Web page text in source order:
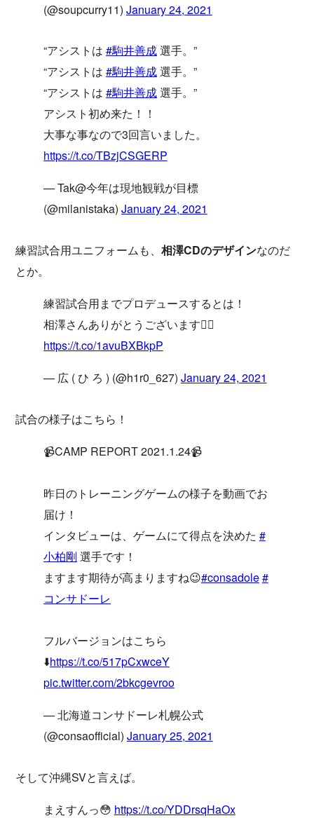
(@soupcurry11) January 24, 2021
“アシストは#駒井善成選手。”
“アシストは#駒井善成選手。”
“アシストは#駒井善成選手。”
アシスト初め来た！！
大事な事なので3回言いました。
https://t.co/TBzjCSGERP
— Tak@今年は現地観戦が目標
(@milanistaka) January 24, 2021
練習試合用ユニフォームも、 相澤CDのデザインなのだ
とか。
練習試合用までプロデュースするとは！
相澤さんありがとうございます🙇‍♂️
https://t.co/1avuBXBkpP
— 広 ( ひ ろ ) (@h1r0_627) January 24, 2021
試合の様子はこちら！
📹CAMP REPORT 2021.1.24📹
昨日のトレーニングゲームの様子を動画でお
届け！
インタビューは、ゲームにて得点を決めた #
小柏剛 選手です！
ますます期待が高まりますね😉#consadole#
コンサドーレ
フルバージョンはこちら
⬇️https://t.co/517pCxwceY
pic.twitter.com/2bkcgevroo
— 北海道コンサドーレ札幌公式
(@consaofficial) January 25, 2021
そして沖縄SVと言えば。
まえすんっ😳 https://t.co/YDDrsqHaOx